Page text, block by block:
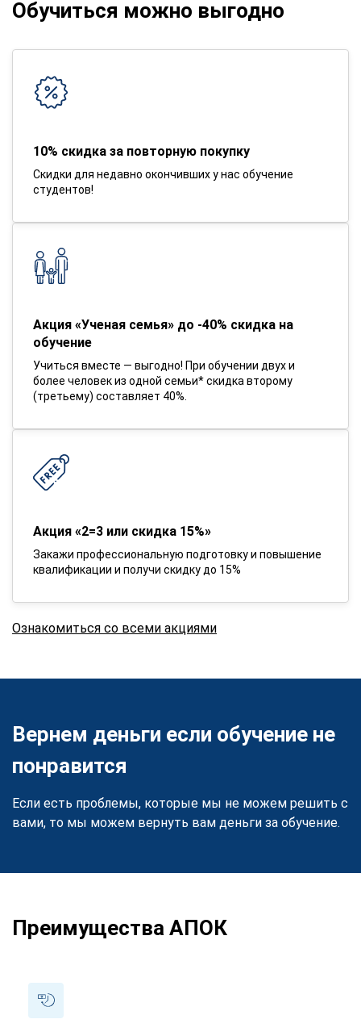
Обучиться можно выгодно
10% скидка за повторную покупку
Скидки для недавно окончивших у нас обучение
студентов!
Акция «Ученая семья» до -40% скидка на
обучение
Учиться вместе — выгодно! При обучении двух и
более человек из одной семьи* скидка второму
(третьему) составляет 40%.
Акция «2=3 или скидка 15%»
Закажи профессиональную подготовку и повышение
квалификации и получи скидку до 15%
Ознакомиться со всеми акциями
Вернем деньги если обучение не
понравится
Если есть проблемы, которые мы не можем решить с
вами, то мы можем вернуть вам деньги за обучение.
Преимущества АПОК